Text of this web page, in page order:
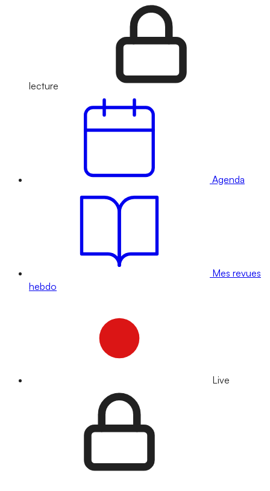
lecture
Agenda
Mes revues
hebdo
Live